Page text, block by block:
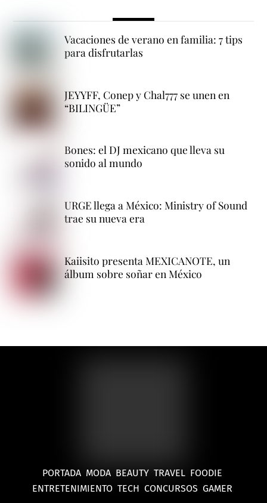
Vacaciones de verano en familia: 7 tips
para disfrutarlas
JEYYFF, Conep y Chal777 se unen en
“BILINGÜE”
Bones: el DJ mexicano que lleva su
sonido al mundo
URGE llega a México: Ministry of Sound
trae su nueva era
Kaiisito presenta MEXICANOTE, un
álbum sobre soñar en México
PORTADA MODA BEAUTY TRAVEL FOODIE
ENTRETENIMIENTO TECH CONCURSOS GAMER